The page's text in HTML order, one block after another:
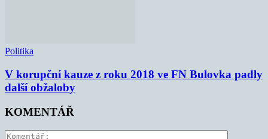
Politika
V korupční kauze z roku 2018 ve FN Bulovka padly
další obžaloby
KOMENTÁŘ